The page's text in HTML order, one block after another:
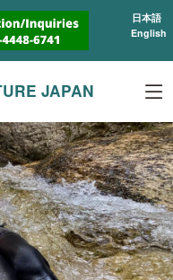
日本語
English
JAPAN